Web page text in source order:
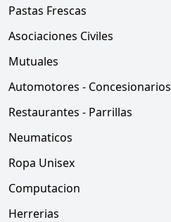
Pastas Frescas
Asociaciones Civiles
Mutuales
Automotores - Concesionarios
Restaurantes - Parrillas
Neumaticos
Ropa Unisex
Computacion
Herrerias